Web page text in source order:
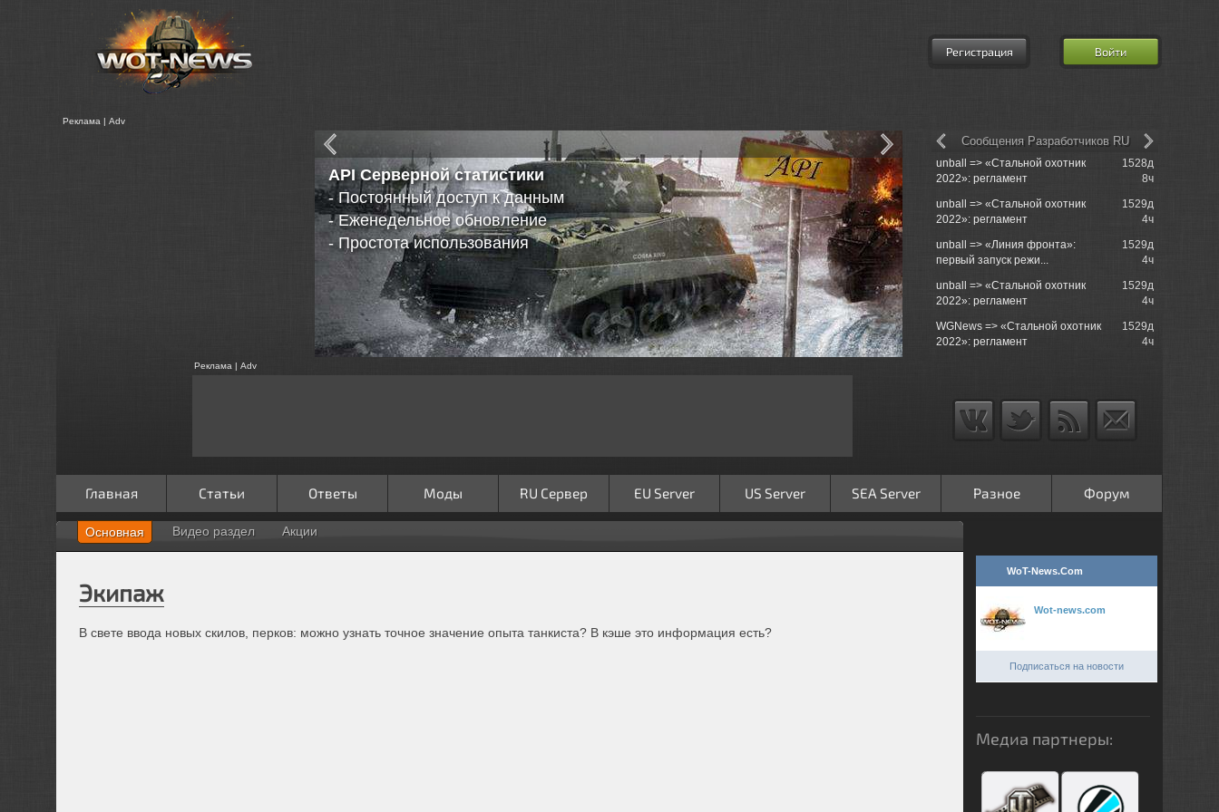
Регистрация Войти
Реклама | Adv
API Серверной статистики
- Постоянный доступ к данным
- Еженедельное обновление
- Простота использования
unball => «Стальной охотник
2022»: регламент
1528д
8ч
unball => «Стальной охотник
2022»: регламент
1529д
4ч
unball => «Линия фронта»:
первый запуск режи...
1529д
4ч
unball => «Стальной охотник
2022»: регламент
1529д
4ч
WGNews => «Стальной охотник
2022»: регламент
1529д
4ч
Сообщения Разработчиков RU
Реклама | Adv
Главная Статьи Ответы Моды RU Сервер EU Server US Server SEA Server Разное Форум
Основная Видео раздел Акции
Экипаж
В свете ввода новых скилов, перков: можно узнать точное значение опыта танкиста? В кэше это информация есть?
WoT-News.Com
Wot-news.com
Подписаться на новости
Медиа партнеры: